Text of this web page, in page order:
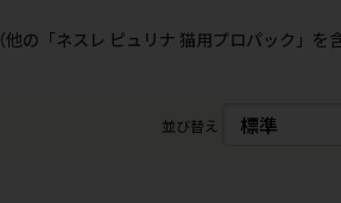
（他の「ネスレ ピュリナ 猫用プロパック」
並び替え